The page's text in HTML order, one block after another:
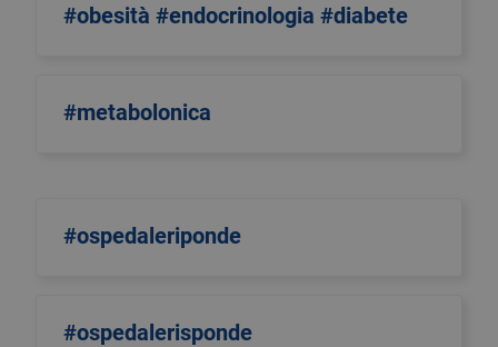
#obesità #endocrinologia #diabete
#metabolonica
#ospedaleriponde
#ospedalerisponde